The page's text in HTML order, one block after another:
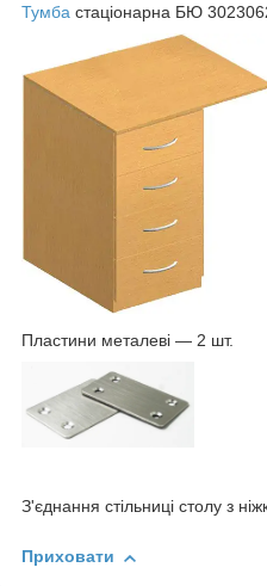
Тумба стаціонарна БЮ
Пластини металеві — 2 шт.
З'єднання стільниці столу з
Приховати